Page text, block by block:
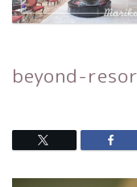
beyond-